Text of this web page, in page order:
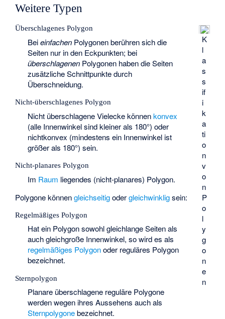
Weitere Typen
K
l
a
s
s
if
i
k
a
ti
o
n
v
o
n
P
o
l
y
g
o
n
e
n
Überschlagenes Polygon
BeieinfachenPolygonen berühren sich die
Seiten nur in den Eckpunkten; bei
überschlagenenPolygonen haben die Seiten
zusätzliche Schnittpunkte durch
Überschneidung.
Nicht-überschlagenes Polygon
Nicht überschlagene Vielecke könnenkonvex
(alle Innenwinkel sind kleiner als 180°) oder
nichtkonvex (mindestens ein Innenwinkel ist
größer als 180°) sein.
Nicht-planares Polygon
Im Raum liegendes (nicht-planares) Polygon.
Polygone könnengleichseitigodergleichwinkligsein:
Regelmäßiges Polygon
Hat ein Polygon sowohl gleichlange Seiten als
auch gleichgroße Innenwinkel, so wird es als
regelmäßiges Polygonoder reguläres Polygon
bezeichnet.
Sternpolygon
Planare überschlagene reguläre Polygone
werden wegen ihres Aussehens auch als
Sternpolygonebezeichnet.